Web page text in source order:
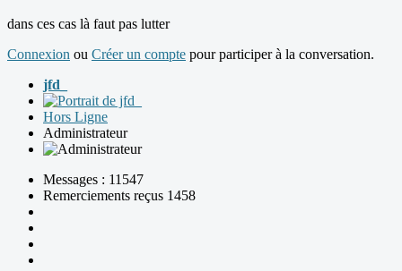
dans ces cas là faut pas lutter
Connexion ou Créer un compte pour participer à la conversation.
jfd_
Hors Ligne
Administrateur
Messages : 11547
Remerciements reçus 1458